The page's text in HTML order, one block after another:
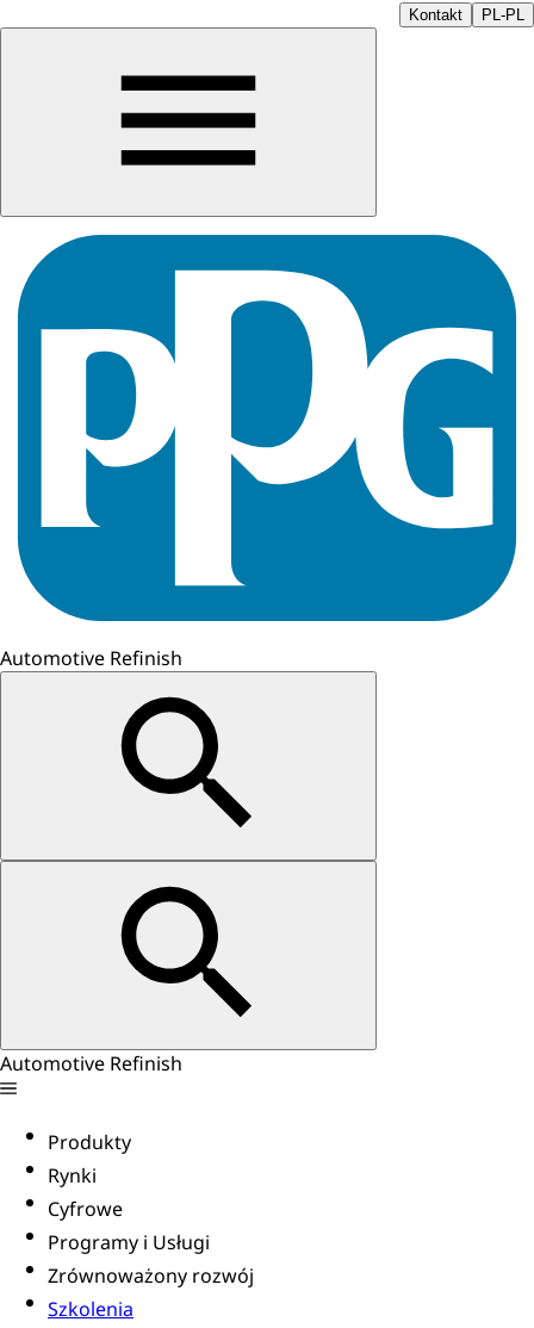
Kontakt PL-PL
Automotive Refinish
Automotive Refinish
Produkty
Rynki
Cyfrowe
Programy i Usługi
Zrównoważony rozwój
Szkolenia